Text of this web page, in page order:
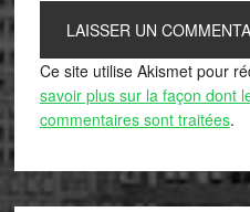
Ce site utilise Akismet pour
savoir plus sur la façon dont
commentaires sont traitées.